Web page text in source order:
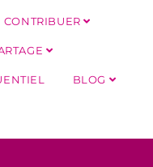
CONTRIBUER
BLOG